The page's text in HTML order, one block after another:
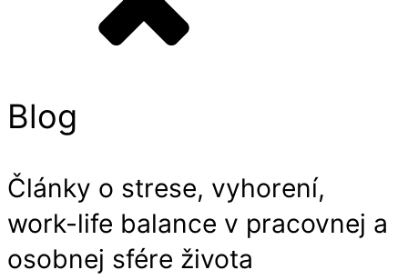
Blog
Články o strese, vyhorení,
work-life balance v pracovnej a
osobnej sfére života